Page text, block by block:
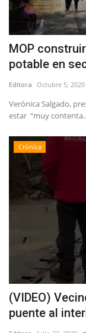
MOP
potable en
Editora Octubre 5, 2020
Verónica Salgado,
estar “muy
Crónica
(VIDEO)
puente al